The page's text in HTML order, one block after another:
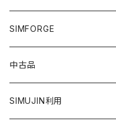
CPP.EVO
Dx320
CX295
ハンドブレーキ
ダイレクトドライブ
18Nm
オプション
シート関連
車両
コース
SIMFORGE
ペダル
クラッチ付き
アップグレードキット
中古品
ペダル
SIMUJIN利用